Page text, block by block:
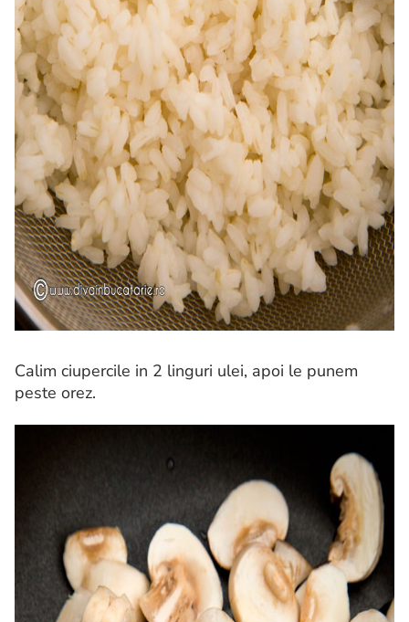
Calim ciupercile in 2 linguri ulei, apoi le punem
peste orez.